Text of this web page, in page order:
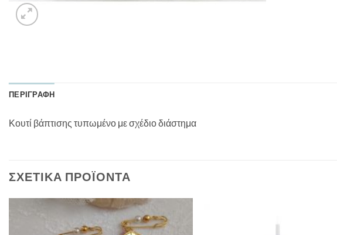
ΠΕΡΙΓΡΑΦΉ
Κουτί βάπτισης τυπωμένο με σχέδιο διάστημα
ΣΧΕΤΙΚΆ ΠΡΟΪΌΝΤΑ